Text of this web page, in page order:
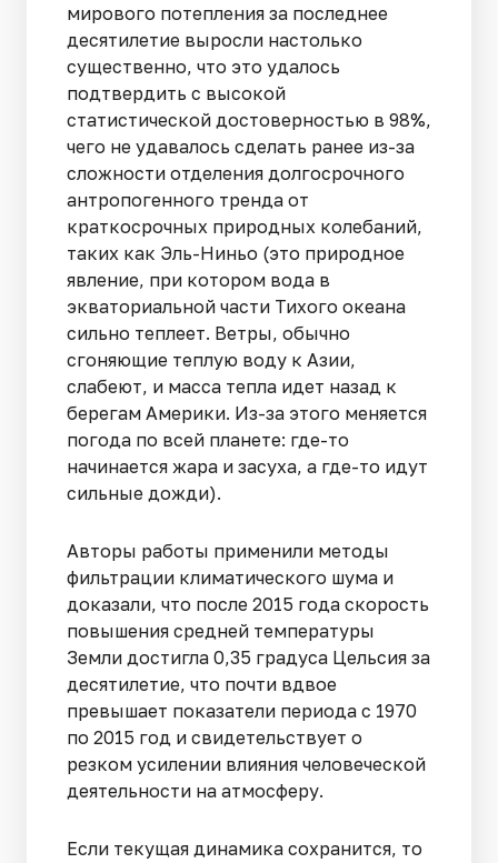
мирового потепления за последнее
десятилетие выросли настолько
существенно, что это удалось
подтвердить с высокой
статистической достоверностью в 98%,
чего не удавалось сделать ранее из-за
сложности отделения долгосрочного
антропогенного тренда от
краткосрочных природных колебаний,
таких как Эль-Ниньо (это природное
явление, при котором вода в
экваториальной части Тихого океана
сильно теплеет. Ветры, обычно
сгоняющие теплую воду к Азии,
слабеют, и масса тепла идет назад к
берегам Америки. Из-за этого меняется
погода по всей планете: где-то
начинается жара и засуха, а где-то идут
сильные дожди).
Авторы работы применили методы
фильтрации климатического шума и
доказали, что после 2015 года скорость
повышения средней температуры
Земли достигла 0,35 градуса Цельсия за
десятилетие, что почти вдвое
превышает показатели периода с 1970
по 2015 год и свидетельствует о
резком усилении влияния человеческой
деятельности на атмосферу.
Если текущая динамика сохранится, то